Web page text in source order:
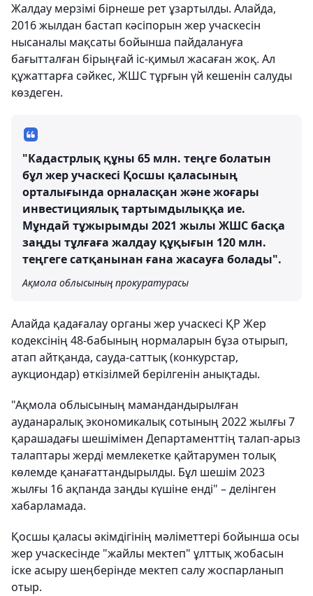
Жалдау мерзімі бірнеше рет ұзартылды. Алайда,
2016 жылдан бастап кәсіпорын жер учаскесін
нысаналы мақсаты бойынша пайдалануға
бағытталған бірыңғай іс-қимыл жасаған жоқ. Ал
құжаттарға сәйкес, ЖШС тұрғын үй кешенін салуды
көздеген.
"Кадастрлық құны 65 млн. теңге болатын
бұл жер учаскесі Қосшы қаласының
орталығында орналасқан және жоғары
инвестициялық тартымдылыққа ие.
Мұндай тұжырымды 2021 жылы ЖШС басқа
заңды тұлғаға жалдау құқығын 120 млн.
теңгеге сатқанынан ғана жасауға болады".
Ақмола облысының прокуратурасы
Алайда қадағалау органы жер учаскесі ҚР Жер
кодексінің 48-бабының нормаларын бұза отырып,
атап айтқанда, сауда-саттық (конкурстар,
аукциондар) өткізілмей берілгенін анықтады.
"Ақмола облысының мамандандырылған
ауданаралық экономикалық сотының 2022 жылғы 7
қарашадағы шешімімен Департаменттің талап-арыз
талаптары жерді мемлекетке қайтарумен толық
көлемде қанағаттандырылды. Бұл шешім 2023
жылғы 16 ақпанда заңды күшіне енді" – делінген
хабарламада.
Қосшы қаласы әкімдігінің мәліметтері бойынша осы
жер учаскесінде "жайлы мектеп" ұлттық жобасын
іске асыру шеңберінде мектеп салу жоспарланып
отыр.